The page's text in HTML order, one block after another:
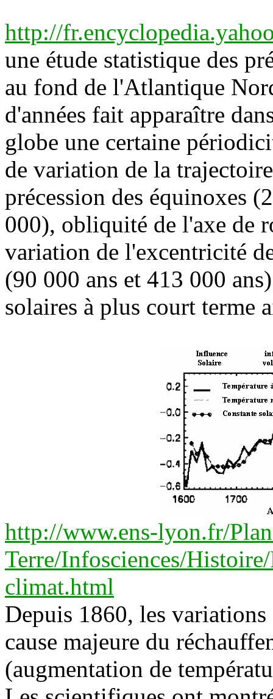
http://
une étude statistique des
au fond de l'Atlantique
d'années fait apparaître
globe une certaine
de variation de la
précession des équinoxes
000), obliquité de l'axe de
variation de l'excentricité
(90 000 ans et 413 000
solaires à plus court terme
http://www.ens-lyon.fr/
Terre/Infosciences/
climat.html
Depuis 1860, les
cause majeure du
(augmentation de